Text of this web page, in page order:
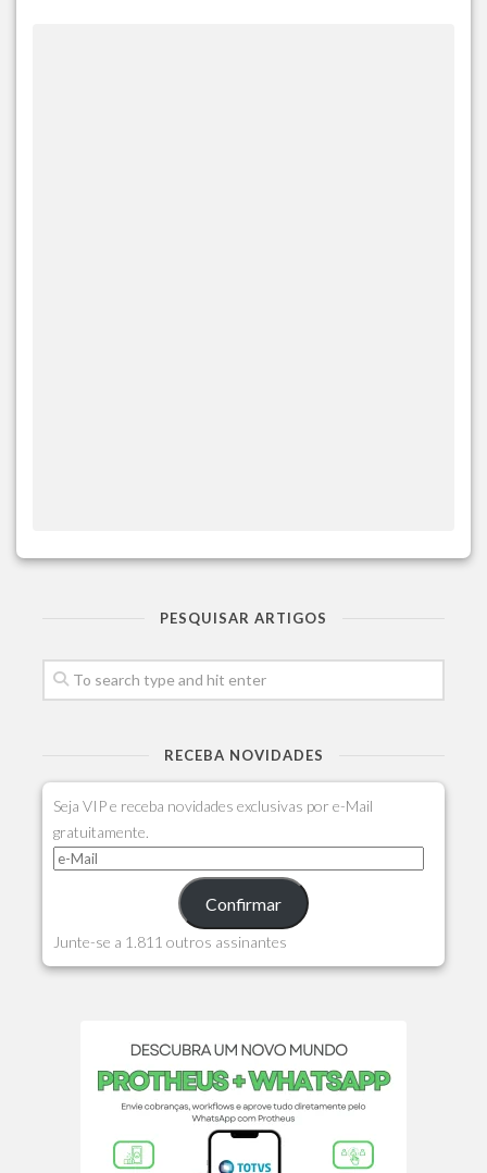
PESQUISAR ARTIGOS
RECEBA NOVIDADES
Seja VIP e receba novidades exclusivas por e-Mail
gratuitamente.
Confirmar
Junte-se a 1.811 outros assinantes